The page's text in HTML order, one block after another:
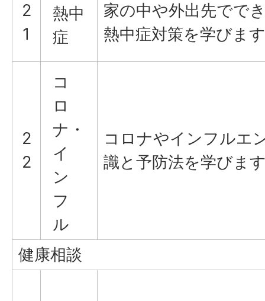
2
1
熱中
症
家の中や外出先でで
熱中症対策を学びま
2
2
コ
ロ
ナ・
イ
ン
フ
ル
コロナやインフルエ
識と予防法を学びま
健康相談